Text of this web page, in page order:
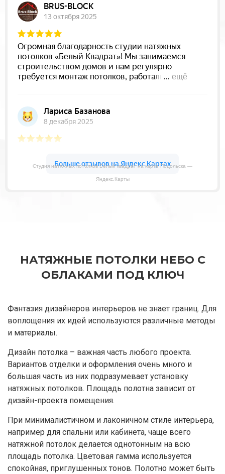
Студия натяжных потолков Белый квадрат на карте Подольска —
Яндекс.Карты
НАТЯЖНЫЕ ПОТОЛКИ НЕБО С
ОБЛАКАМИ ПОД КЛЮЧ
Фантазия дизайнеров интерьеров не знает границ. Для
воплощения их идей используются различные методы
и материалы.
Дизайн потолка – важная часть любого проекта.
Вариантов отделки и оформления очень много и
большая часть из них подразумевает установку
натяжных потолков. Площадь полотна зависит от
дизайн-проекта помещения.
При минималистичном и лаконичном стиле интерьера,
например для спальни или кабинета, чаще всего
натяжной потолок делается однотонным на всю
площадь потолка. Цветовая гамма используется
спокойная, приглушенных тонов. Полотно может быть